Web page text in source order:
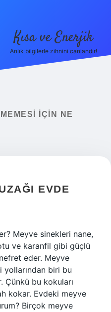
Kısa ve Enerjik
Anlık bilgilerle zihnini canlandır!
IÇIN NE
EVDE
Meyve sinekleri nane,
ve karanfil gibi güçlü
eder. Meyve
yollarından biri bu
Çünkü bu kokuları
kokar. Evdeki meyve
Birçok meyve